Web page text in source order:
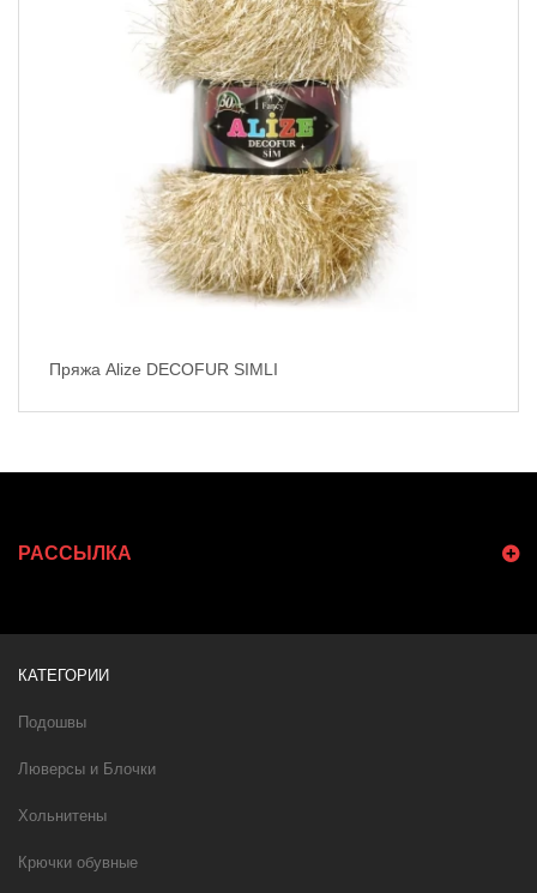
Пряжа Alize DECOFUR SIMLI
РАССЫЛКА
КАТЕГОРИИ
Подошвы
Люверсы и Блочки
Хольнитены
Крючки обувные